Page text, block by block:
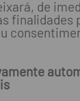
de
finalidades